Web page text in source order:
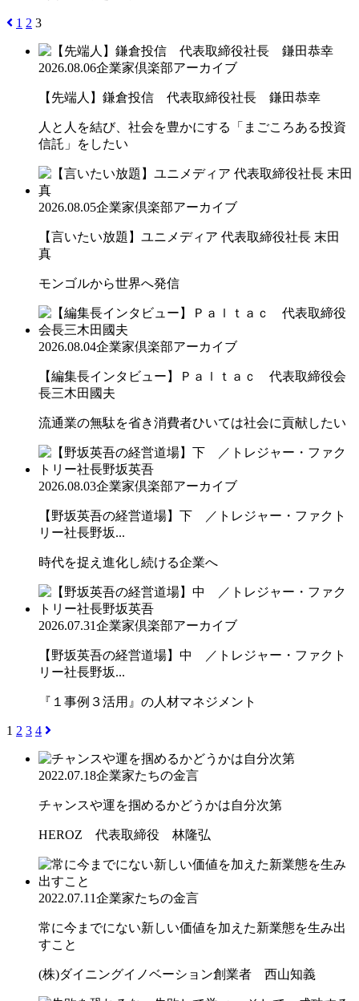
1 2 3
2026.08.06企業家倶楽部アーカイブ
【先端人】鎌倉投信 代表取締役社長 鎌田恭幸
人と人を結び、社会を豊かにする「まごころある投資
信託」をしたい
2026.08.05企業家倶楽部アーカイブ
【言いたい放題】ユニメディア 代表取締役社長 末田
真
モンゴルから世界へ発信
2026.08.04企業家倶楽部アーカイブ
【編集長インタビュー】Ｐａｌｔａｃ 代表取締役会
長三木田國夫
流通業の無駄を省き消費者ひいては社会に貢献したい
2026.08.03企業家倶楽部アーカイブ
【野坂英吾の経営道場】下 ／トレジャー・ファクト
リー社長野坂...
時代を捉え進化し続ける企業へ
2026.07.31企業家倶楽部アーカイブ
【野坂英吾の経営道場】中 ／トレジャー・ファクト
リー社長野坂...
『１事例３活用』の人材マネジメント
1 2 3 4
2022.07.18企業家たちの金言
チャンスや運を掴めるかどうかは自分次第
HEROZ 代表取締役 林隆弘
2022.07.11企業家たちの金言
常に今までにない新しい価値を加えた新業態を生み出
すこと
(株)ダイニングイノベーション創業者 西山知義